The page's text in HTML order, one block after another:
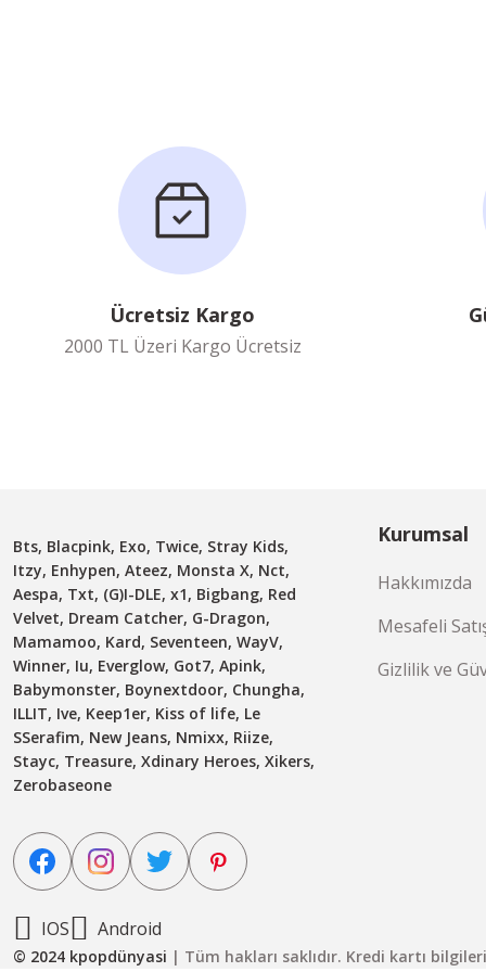
Ücretsiz Kargo
2000 TL Üzeri Kargo Ücretsiz
Bts, Blacpink, Exo, Twice, Stray Kids,
Itzy, Enhypen, Ateez, Monsta X, Nct,
Aespa, Txt, (G)I-DLE, x1, Bigbang, Red
Velvet, Dream Catcher, G-Dragon,
Mamamoo, Kard, Seventeen, WayV,
Winner, Iu, Everglow, Got7, Apink,
Babymonster, Boynextdoor, Chungha,
ILLIT, Ive, Keep1er, Kiss of life, Le
SSerafim, New Jeans, Nmixx, Riize,
Stayc, Treasure, Xdinary Heroes, Xikers,
Zerobaseone
IOS Android
Kurumsal
Hakkımızda
Mesafeli
Gizlilik ve
© 2024 kpopdünyasi | Tüm hakları saklıdır. Kredi kartı